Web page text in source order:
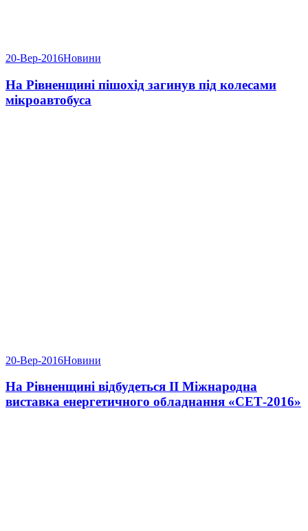
20-Вер-2016Новини
На Рівненщині пішохід загинув під колесами
мікроавтобуса
20-Вер-2016Новини
На Рівненщині відбудеться ІІ Міжнародна
виставка енергетичного обладнання «СЕТ-2016»